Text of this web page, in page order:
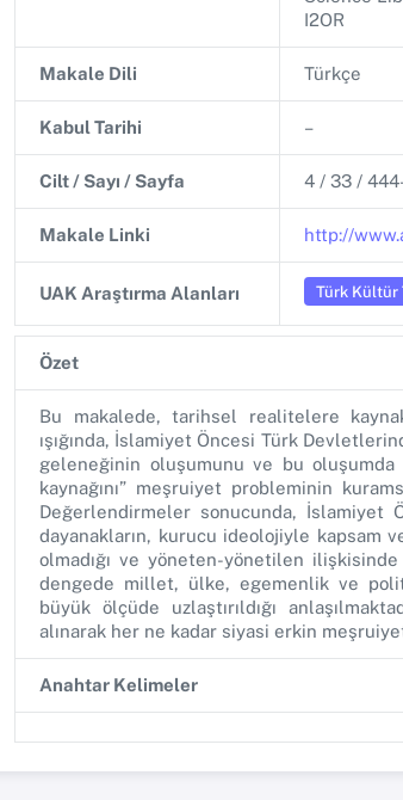
I2OR
Makale Dili Türkçe
Kabul Tarihi –
Cilt / Sayı / Sayfa 4 / 33 /
Makale Linki http://
UAK Araştırma Alanları Türk Kültür
Özet
Bu makalede, tarihsel realitelere
ışığında, İslamiyet Öncesi Türk
geleneğinin oluşumunu ve bu
kaynağını” meşruiyet probleminin
Değerlendirmeler sonucunda, İslamiyet
dayanakların, kurucu ideolojiyle kapsam
olmadığı ve yöneten-yönetilen
dengede millet, ülke, egemenlik ve
büyük ölçüde uzlaştırıldığı
alınarak her ne kadar siyasi erkin
Anahtar Kelimeler